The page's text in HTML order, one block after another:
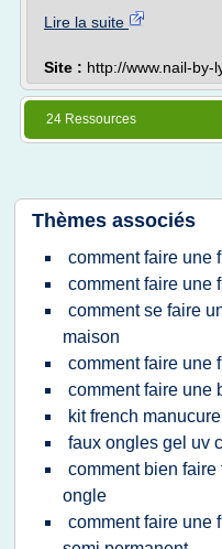
Lire la suite
Site : http://www.nail-by-
24 Ressources
Thèmes associés
comment faire une
comment faire une
comment se faire
maison
comment faire une
comment faire une
kit french
faux ongles gel uv
comment bien
ongle
comment faire une